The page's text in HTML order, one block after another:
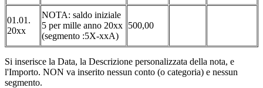
01.01.
20xx
NOTA: saldo iniziale
5 per mille anno 20xx
(segmento :5X-xxA)
500,00
Si inserisce la Data, la Descrizione personalizzata della nota, e
l'Importo. NON va inserito nessun conto (o categoria) e nessun
segmento.